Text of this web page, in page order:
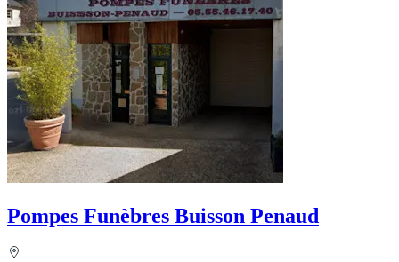
Pompes Funèbres Buisson Penaud